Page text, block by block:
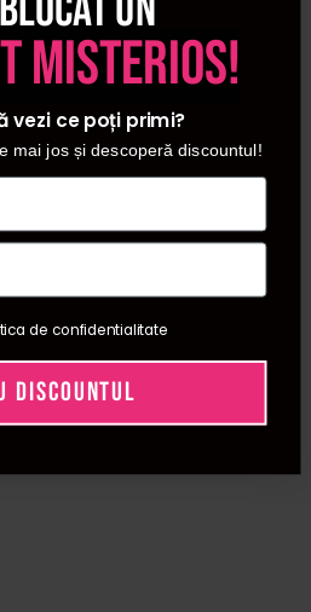
misterios!
vezi ce poți primi?
mai jos și descoperă discountul!
de confidentialitate
DISCOUNTUL